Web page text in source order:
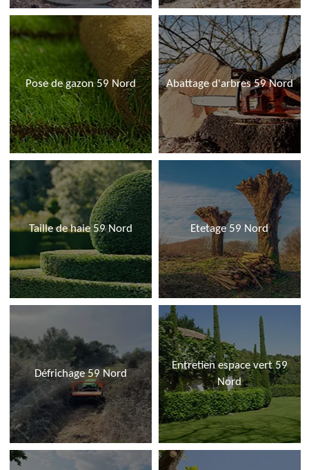
Pose de gazon 59 Nord Abattage d'arbres 59 Nord
Taille de haie 59 Nord Etetage 59 Nord
Défrichage 59 Nord
Entretien espace vert 59
Nord